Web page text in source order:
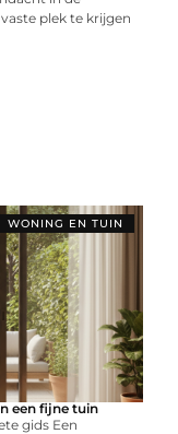
plek te krijgen
WONING EN TUIN
een fijne tuin
gids Een